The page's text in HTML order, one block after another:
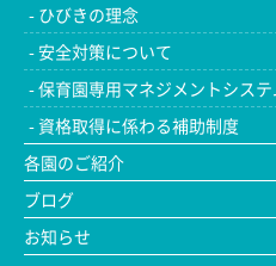
ひびきの理念
安全対策について
保育園専用マネジメントシステ
資格取得に係わる補助制度
各園のご紹介
ブログ
お知らせ